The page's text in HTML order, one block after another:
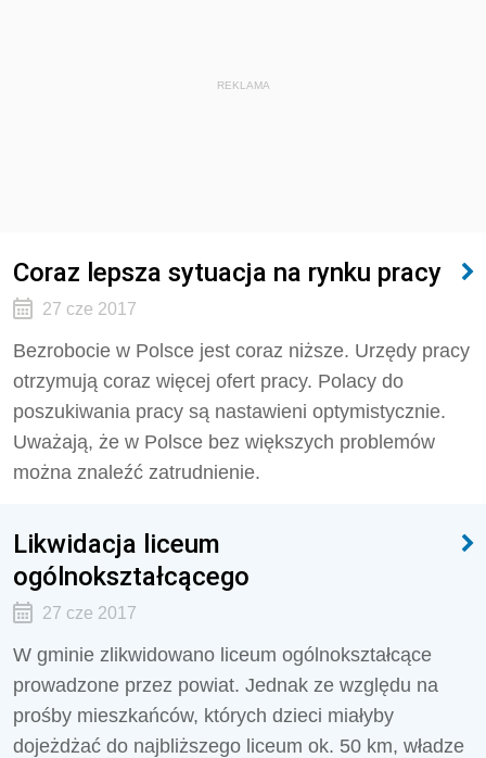
REKLAMA
Coraz lepsza sytuacja na rynku pracy
27 cze 2017
Bezrobocie w Polsce jest coraz niższe. Urzędy pracy
otrzymują coraz więcej ofert pracy. Polacy do
poszukiwania pracy są nastawieni optymistycznie.
Uważają, że w Polsce bez większych problemów
można znaleźć zatrudnienie.
Likwidacja liceum
ogólnokształcącego
27 cze 2017
W gminie zlikwidowano liceum ogólnokształcące
prowadzone przez powiat. Jednak ze względu na
prośby mieszkańców, których dzieci miałyby
dojeżdżać do najbliższego liceum ok. 50 km, władze